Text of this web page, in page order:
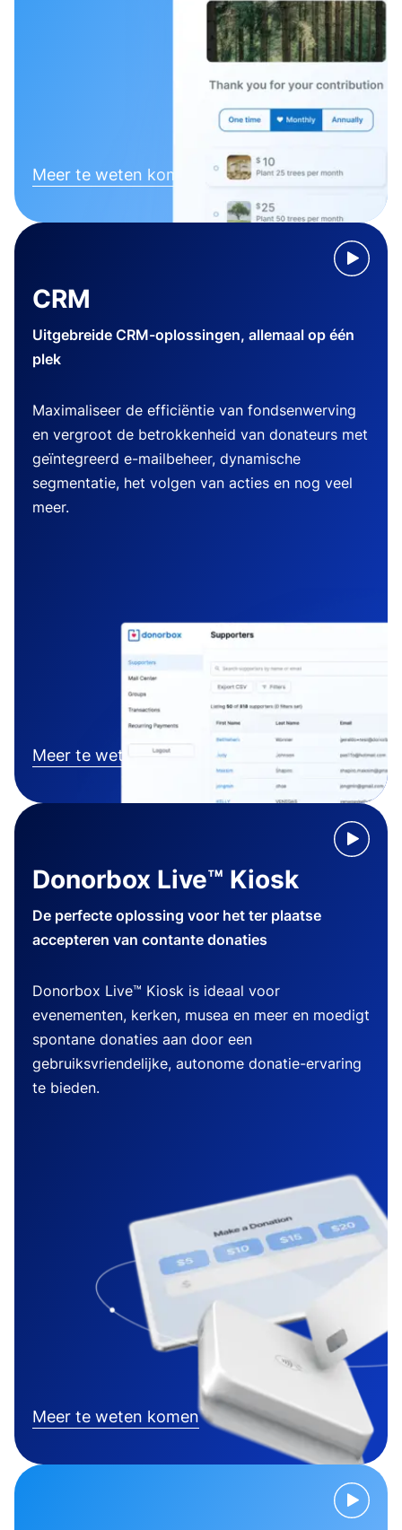
Meer te weten komen
CRM
Uitgebreide CRM-oplossingen, allemaal op één
plek
Maximaliseer de efficiëntie van fondsenwerving
en vergroot de betrokkenheid van donateurs met
geïntegreerd e-mailbeheer, dynamische
segmentatie, het volgen van acties en nog veel
meer.
Meer te weten komen
Donorbox Live™ Kiosk
De perfecte oplossing voor het ter plaatse
accepteren van contante donaties
Donorbox Live™ Kiosk is ideaal voor
evenementen, kerken, musea en meer en moedigt
spontane donaties aan door een
gebruiksvriendelijke, autonome donatie-ervaring
te bieden.
Meer te weten komen